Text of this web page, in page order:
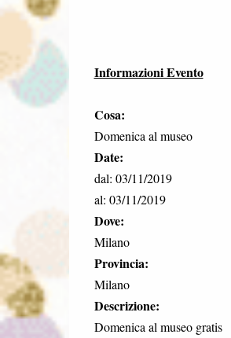
Informazioni Evento
Cosa:
Domenica al museo
Date:
dal: 03/11/2019
al: 03/11/2019
Dove:
Milano
Provincia:
Milano
Descrizione:
Domenica al museo gratis